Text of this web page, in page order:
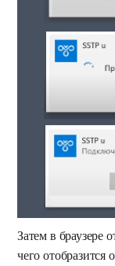
Затем в браузере
чего